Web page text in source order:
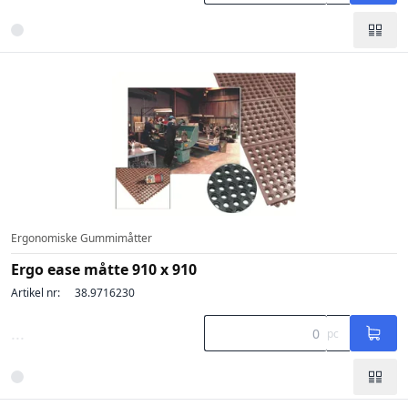
Ergonomiske Gummimåtter
Ergo ease måtte 910 x 910
Artikel nr: 38.9716230
... pc